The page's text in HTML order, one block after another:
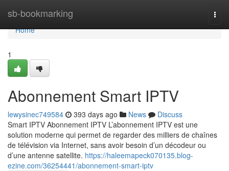
sb-bookmarking
Home
Home
1
Abonnement Smart IPTV
lewysinec749584 393 days ago News
Discuss
Smart IPTV Abonnement IPTV L’abonnement IPTV est une
solution moderne qui permet de regarder des milliers de chaînes
de télévision via Internet, sans avoir besoin d’un décodeur ou
d’une antenne satellite. https://haleemapeck070135.blog-
ezine.com/36254441/abonnement-smart-iptv